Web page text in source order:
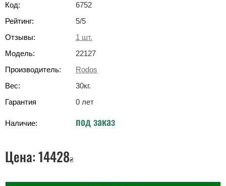
Код:
6752
Рейтинг:
5/5
Отзывы:
1 шт.
Модель:
22127
Производитель:
Rodos
Вес:
30кг.
Гарантия
0 лет
Наличие: под заказ
Цена:14428₴